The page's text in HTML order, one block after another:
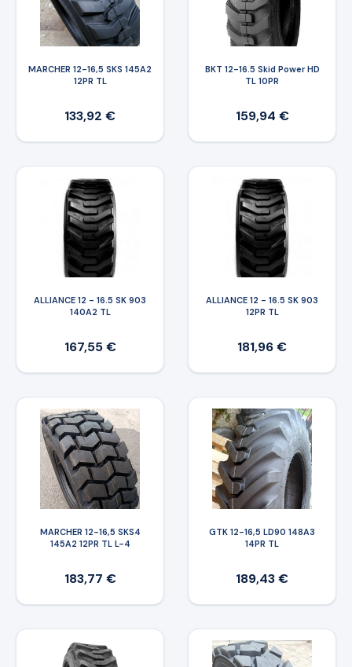
MARCHER 12-16,5 SKS 145A2
12PR TL
133,92 €
BKT 12-16.5 Skid Power HD
TL 10PR
159,94 €
ALLIANCE 12 - 16.5 SK 903
140A2 TL
167,55 €
ALLIANCE 12 - 16.5 SK 903
12PR TL
181,96 €
MARCHER 12-16,5 SKS4
145A2 12PR TL L-4
183,77 €
GTK 12-16,5 LD90 148A3
14PR TL
189,43 €